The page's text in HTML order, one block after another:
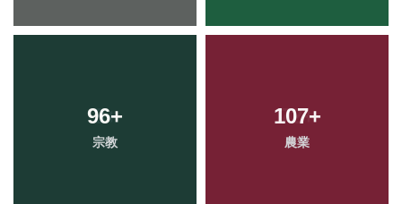
96+
宗教
107+
農業